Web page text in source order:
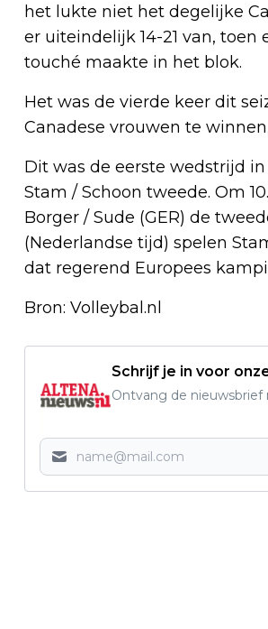
het lukte niet het degelijke
er uiteindelijk 14-21 van,
touché maakte in het blok.
Het was de vierde keer dit
Canadese vrouwen te
Dit was de eerste wedstrijd
Stam / Schoon tweede. Om
Borger / Sude (GER) de
(Nederlandse tijd) spelen
dat regerend Europees
Bron: Volleybal.nl
Schrijf je in voor
Ontvang de nieuwsbrief